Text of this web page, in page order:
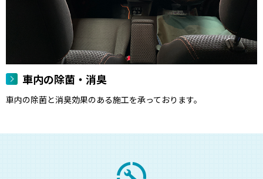
車内の除菌・消臭
車内の除菌と消臭効果のある施工を承っております。